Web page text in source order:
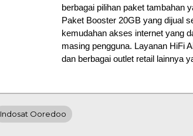
berbagai pilihan paket tambahan
Paket Booster 20GB yang dijual
kemudahan akses internet yang
masing pengguna. Layanan HiFi
dan berbagai outlet retail lainnya
Indosat Ooredoo